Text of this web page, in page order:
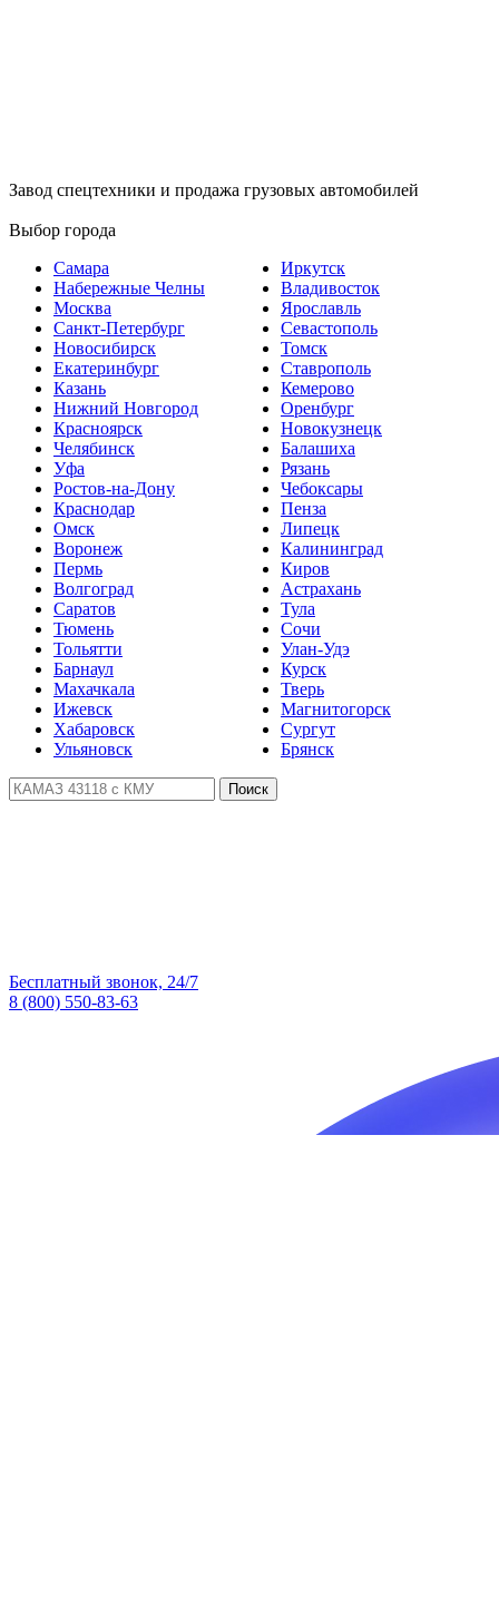
Завод спецтехники и продажа грузовых автомобилей
Выбор города
Самара
Набережные Челны
Москва
Санкт-Петербург
Новосибирск
Екатеринбург
Казань
Нижний Новгород
Красноярск
Челябинск
Уфа
Ростов-на-Дону
Краснодар
Омск
Воронеж
Пермь
Волгоград
Саратов
Тюмень
Тольятти
Барнаул
Махачкала
Ижевск
Хабаровск
Ульяновск
Иркутск
Владивосток
Ярославль
Севастополь
Томск
Ставрополь
Кемерово
Оренбург
Новокузнецк
Балашиха
Рязань
Чебоксары
Пенза
Липецк
Калининград
Киров
Астрахань
Тула
Сочи
Улан-Удэ
Курск
Тверь
Магнитогорск
Сургут
Брянск
Поиск
Бесплатный звонок, 24/7
8 (800) 550-83-63